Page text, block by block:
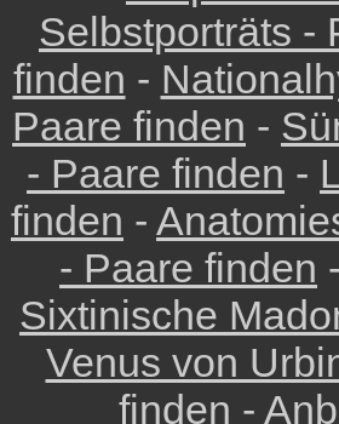
Selbstporträts -
finden -
Paare finden -
- Paare finden -
finden -
- Paare finden -
Sixtinische
Venus von
finden -